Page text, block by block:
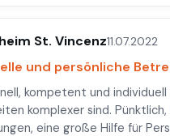
St. Vincenz11.07.2022
und persönliche
kompetent und
komplexer sind.
eine große Hilfe für